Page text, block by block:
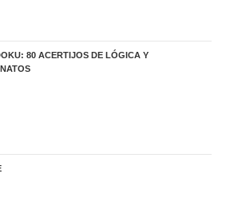
80 ACERTIJOS DE LÓGICA Y